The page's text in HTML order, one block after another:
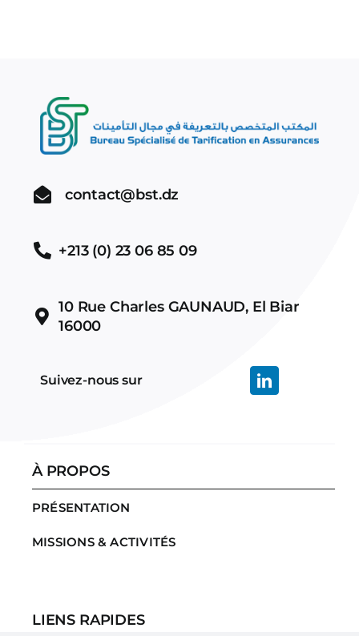
contact@bst.dz
+213 (0) 23 06 85 09
10 Rue Charles GAUNAUD, El Biar
16000
Suivez-nous sur
À PROPOS
PRÉSENTATION
MISSIONS & ACTIVITÉS
LIENS RAPIDES